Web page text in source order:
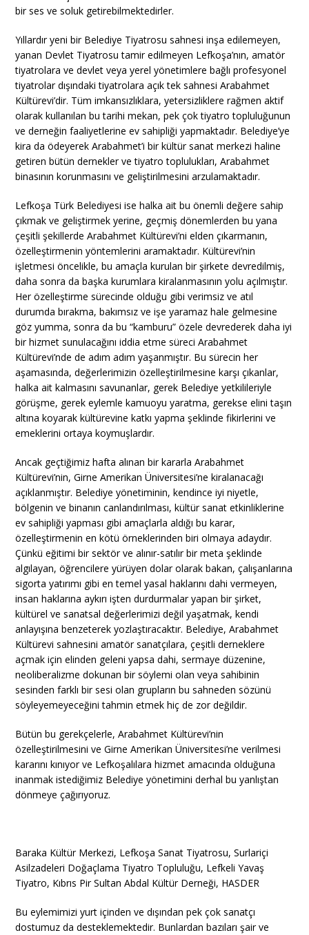
bir ses ve soluk getirebilmektedirler.
Yıllardır yeni bir Belediye Tiyatrosu sahnesi inşa edilemeyen,
yanan Devlet Tiyatrosu tamir edilmeyen Lefkoşa’nın, amatör
tiyatrolara ve devlet veya yerel yönetimlere bağlı profesyonel
tiyatrolar dışındaki tiyatrolara açık tek sahnesi Arabahmet
Kültürevi’dir. Tüm imkansızlıklara, yetersizliklere rağmen aktif
olarak kullanılan bu tarihi mekan, pek çok tiyatro topluluğunun
ve derneğin faaliyetlerine ev sahipliği yapmaktadır. Belediye’ye
kira da ödeyerek Arabahmet’i bir kültür sanat merkezi haline
getiren bütün dernekler ve tiyatro toplulukları, Arabahmet
binasının korunmasını ve geliştirilmesini arzulamaktadır.
Lefkoşa Türk Belediyesi ise halka ait bu önemli değere sahip
çıkmak ve geliştirmek yerine, geçmiş dönemlerden bu yana
çeşitli şekillerde Arabahmet Kültürevi’ni elden çıkarmanın,
özelleştirmenin yöntemlerini aramaktadır. Kültürevi’nin
işletmesi öncelikle, bu amaçla kurulan bir şirkete devredilmiş,
daha sonra da başka kurumlara kiralanmasının yolu açılmıştır.
Her özelleştirme sürecinde olduğu gibi verimsiz ve atıl
durumda bırakma, bakımsız ve işe yaramaz hale gelmesine
göz yumma, sonra da bu “kamburu” özele devrederek daha iyi
bir hizmet sunulacağını iddia etme süreci Arabahmet
Kültürevi’nde de adım adım yaşanmıştır. Bu sürecin her
aşamasında, değerlerimizin özelleştirilmesine karşı çıkanlar,
halka ait kalmasını savunanlar, gerek Belediye yetkilileriyle
görüşme, gerek eylemle kamuoyu yaratma, gerekse elini taşın
altına koyarak kültürevine katkı yapma şeklinde fikirlerini ve
emeklerini ortaya koymuşlardır.
Ancak geçtiğimiz hafta alınan bir kararla Arabahmet
Kültürevi’nin, Girne Amerikan Üniversitesi’ne kiralanacağı
açıklanmıştır. Belediye yönetiminin, kendince iyi niyetle,
bölgenin ve binanın canlandırılması, kültür sanat etkinliklerine
ev sahipliği yapması gibi amaçlarla aldığı bu karar,
özelleştirmenin en kötü örneklerinden biri olmaya adaydır.
Çünkü eğitimi bir sektör ve alınır-satılır bir meta şeklinde
algılayan, öğrencilere yürüyen dolar olarak bakan, çalışanlarına
sigorta yatırımı gibi en temel yasal haklarını dahi vermeyen,
insan haklarına aykırı işten durdurmalar yapan bir şirket,
kültürel ve sanatsal değerlerimizi değil yaşatmak, kendi
anlayışına benzeterek yozlaştıracaktır. Belediye, Arabahmet
Kültürevi sahnesini amatör sanatçılara, çeşitli derneklere
açmak için elinden geleni yapsa dahi, sermaye düzenine,
neoliberalizme dokunan bir söylemi olan veya sahibinin
sesinden farklı bir sesi olan grupların bu sahneden sözünü
söyleyemeyeceğini tahmin etmek hiç de zor değildir.
Bütün bu gerekçelerle, Arabahmet Kültürevi’nin
özelleştirilmesini ve Girne Amerikan Üniversitesi’ne verilmesi
kararını kınıyor ve Lefkoşalılara hizmet amacında olduğuna
inanmak istediğimiz Belediye yönetimini derhal bu yanlıştan
dönmeye çağırıyoruz.
Baraka Kültür Merkezi, Lefkoşa Sanat Tiyatrosu, Surlariçi
Asilzadeleri Doğaçlama Tiyatro Topluluğu, Lefkeli Yavaş
Tiyatro, Kıbrıs Pir Sultan Abdal Kültür Derneği, HASDER
Bu eylemimizi yurt içinden ve dışından pek çok sanatçı
dostumuz da desteklemektedir. Bunlardan bazıları şair ve